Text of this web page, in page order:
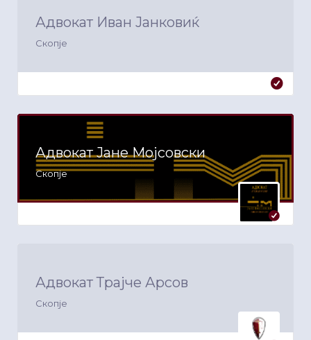
Адвокат Иван Јанковиќ
Скопје
Адвокат Јане Мојсовски
Скопје
Адвокат Трајче Арсов
Скопје